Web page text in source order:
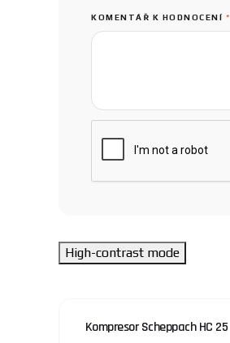
KOMENTÁŘ K HODNOCENÍ *
High-contrast mode
Kompresor Scheppach HC 25